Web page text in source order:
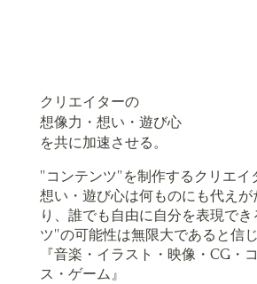
クリエイターの
​想像力・想い・遊び心
を共に加速させる。
"コンテンツ"を制作するクリエイ
想い・遊び心は何ものにも代え
り、誰でも自由に自分を表現で
ツ"の可能性は無限大であると信じ
『音楽・イラスト・映像・CG・
ス・ゲーム』